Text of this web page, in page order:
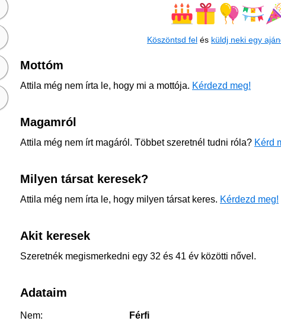
Köszöntsd fel és küldj neki egy
Mottóm
Attila még nem írta le, hogy mi a mottója. Kérdezd meg!
Magamról
Attila még nem írt magáról. Többet szeretnél tudni róla? Kérd
Milyen társat keresek?
Attila még nem írta le, hogy milyen társat keres. Kérdezd meg!
Akit keresek
Szeretnék megismerkedni egy 32 és 41 év közötti nővel.
Adataim
Nem:
Férfi